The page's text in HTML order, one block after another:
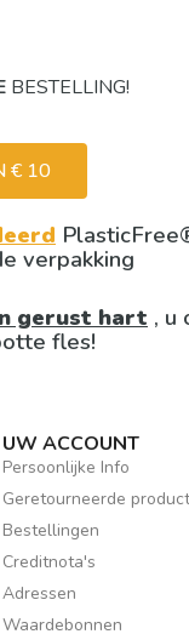
BESTELLING!
€ 10
verpakking
gerust hart , u
fles!
UW ACCOUNT
Persoonlijke Info
Geretourneerde
Bestellingen
Creditnota's
Adressen
Waardebonnen